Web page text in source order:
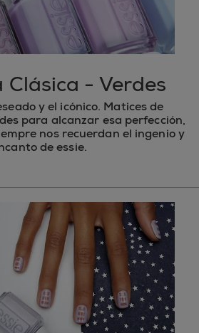
Clásica - Verdes
y el icónico. Matices de
para alcanzar esa perfección,
nos recuerdan el ingenio y
de essie.